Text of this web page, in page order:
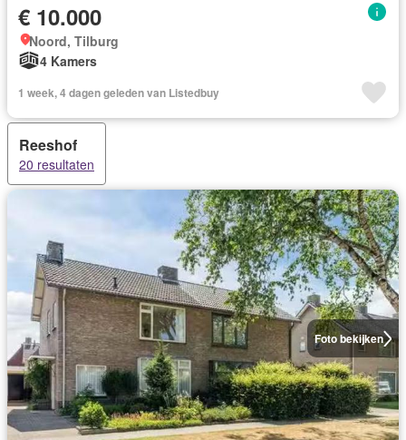
€ 10.000
Noord, Tilburg
4 Kamers
1 week, 4 dagen geleden van Listedbuy
Reeshof
20 resultaten
Foto bekijken